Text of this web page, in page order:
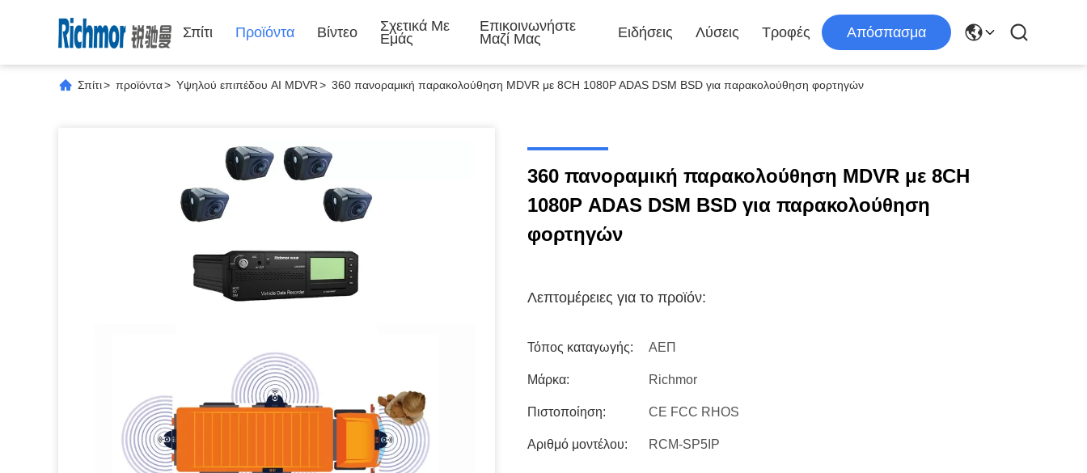
Σπίτι Προϊόντα Βίντεο
Σχετικά Με
Εμάς
Επικοινωνήστε
Μαζί Μας
Ειδήσεις Λύσεις Τροφές Απόσπασμα
Σπίτι> προϊόντα> Υψηλού επιπέδου AI MDVR> 360 πανοραμική παρακολούθηση MDVR με 8CH 1080P ADAS DSM BSD για παρακολούθηση φορτηγών
360 πανοραμική παρακολούθηση MDVR με 8CH
1080P ADAS DSM BSD για παρακολούθηση
φορτηγών
Λεπτομέρειες για το προϊόν:
Τόπος καταγωγής: ΑΕΠ
Μάρκα: Richmor
Πιστοποίηση: CE FCC RHOS
Αριθμό μοντέλου: RCM-SP5IP